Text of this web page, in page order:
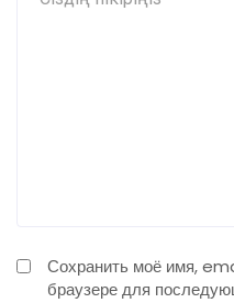
Сохранить моё имя,
браузере для